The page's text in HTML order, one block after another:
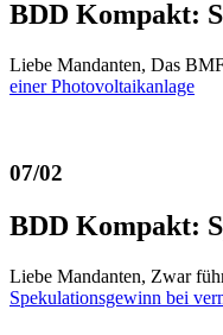
BDD Kompakt:
Liebe Mandanten, Das
einer Photovoltaikanlage
07/02
BDD Kompakt:
Liebe Mandanten, Zwar
Spekulationsgewinn bei